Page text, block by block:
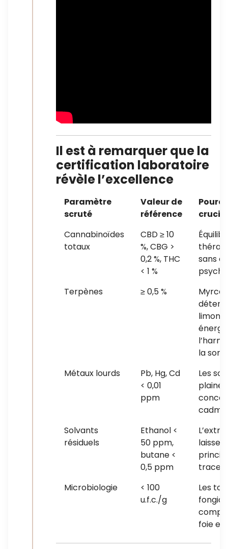
Il est à remarquer que la
certification laboratoire
révèle l’excellence
Paramètre
scruté
Valeur de
référence
Cannabinoïdes
totaux
CBD ≥ 10
%, CBG >
0,2 %, THC
< 1 %
sans
Terpènes
≥ 0,5 %
la
Métaux lourds
Pb, Hg, Cd
< 0,01
ppm
Les
plaine
Solvants
résiduels
Ethanol <
50 ppm,
butane <
0,5 ppm
laisse,
trace
Microbiologie
< 100
u.f.c./g
Les
foie et